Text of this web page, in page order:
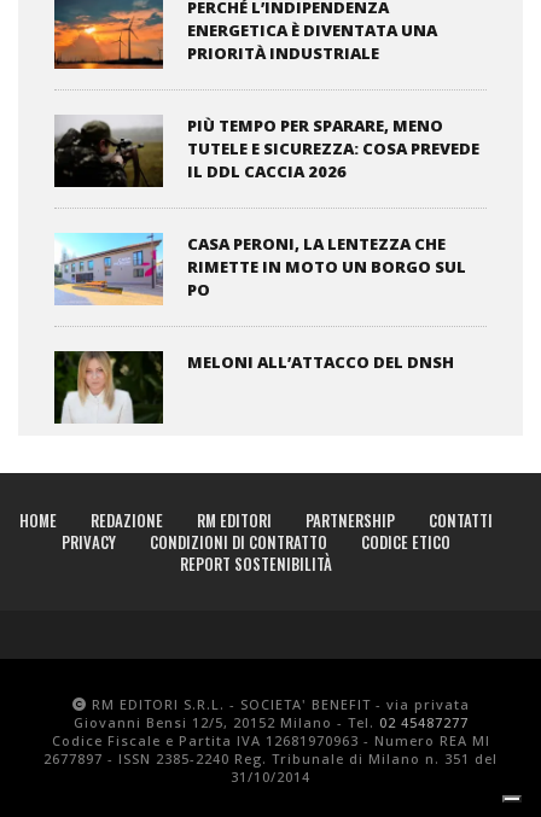
PERCHÉ L’INDIPENDENZA
ENERGETICA È DIVENTATA UNA
PRIORITÀ INDUSTRIALE
PIÙ TEMPO PER SPARARE, MENO
TUTELE E SICUREZZA: COSA PREVEDE
IL DDL CACCIA 2026
CASA PERONI, LA LENTEZZA CHE
RIMETTE IN MOTO UN BORGO SUL
PO
MELONI ALL’ATTACCO DEL DNSH
HOME REDAZIONE RM EDITORI PARTNERSHIP
CONTATTI
PRIVACY
CONDIZIONI DI CONTRATTO
CODICE ETICO
REPORT SOSTENIBILITÀ
RM EDITORI S.R.L. - SOCIETA' BENEFIT - via privata
Giovanni Bensi 12/5, 20152 Milano - Tel. 02 45487277
Codice Fiscale e Partita IVA 12681970963 - Numero REA MI
2677897 - ISSN 2385-2240 Reg. Tribunale di Milano n. 351 del
31/10/2014